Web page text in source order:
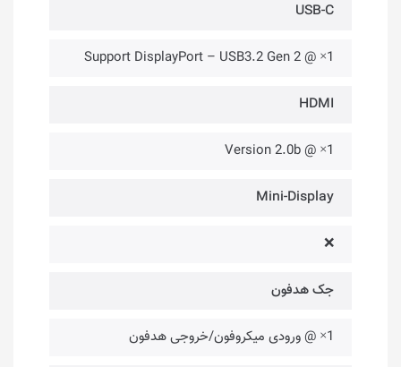
USB-C
1× @ Support DisplayPort – USB3.2 Gen 2
HDMI
1× @ Version 2.0b
Mini-Display
❌
جک هدفون
1× @ ورودی میکروفون/خروجی هدفون